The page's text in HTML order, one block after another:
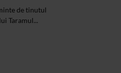
de tinutul
Taramul...